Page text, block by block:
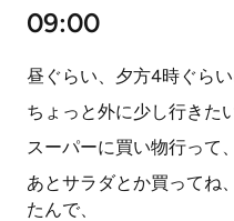
09:00
昼ぐらい、夕方4時ぐらい
ちょっと外に少し行きた
スーパーに買い物行って
あとサラダとか買ってね
たんで、